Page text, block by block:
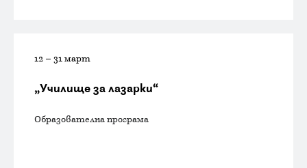
12 – 31 март
„Училище за лазарки“
Образователна програма